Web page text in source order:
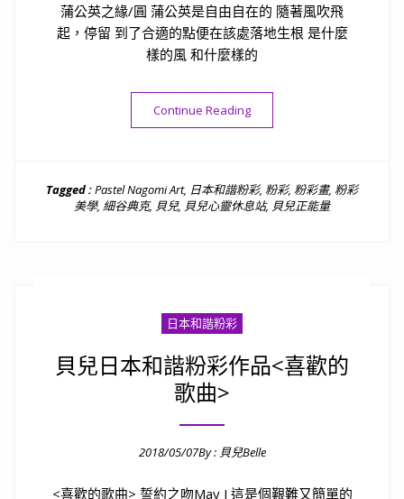
蒲公英之緣/圓 蒲公英是自由自在的 隨著風吹飛
起，停留 到了合適的點便在該處落地生根 是什麼
樣的風 和什麼樣的
Continue Reading“貝兒日本和諧粉彩作品<蒲
Tagged :Pastel Nagomi Art, 日本和諧粉彩, 粉彩, 粉彩畫, 粉彩
美學, 細谷典克, 貝兒, 貝兒心靈休息站, 貝兒正能量
日本和諧粉彩
貝兒日本和諧粉彩作品<喜歡的
歌曲>
2018/05/07By : 貝兒Belle
<喜歡的歌曲> 誓約之吻May J 這是個艱難又簡單的